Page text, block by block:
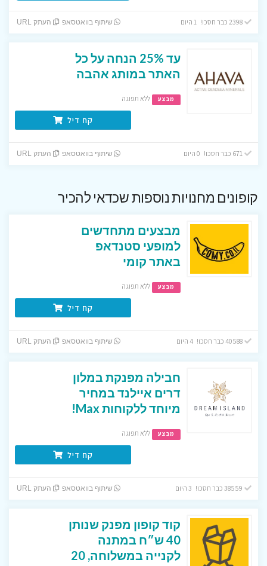
2398 כבר חסכו! 1 היום שיתוף בוואטסאפ העתק URL
עד 25% הנחה על כל
האתר במותג אהבה
מבצע ללא תפוגה
קח דיל
שיתוף בוואטסאפ העתק URL
קופונים מחנויות נוספות שכדאי להכיר
מבצעים מתחדשים
למופעי סטנדאפ
באתר קומי
מבצע ללא תפוגה
קח דיל
40588 כבר חסכו! 4 היום שיתוף בוואטסאפ העתק URL
חבילה מפנקת במלון
דרים איילנד במחיר
מיוחד ללקוחות Max!
מבצע ללא תפוגה
קח דיל
שיתוף בוואטסאפ העתק URL
קוד קופון מפנק שנותן
40 ש״ח במתנה
לקנייה במשלוחה, 20